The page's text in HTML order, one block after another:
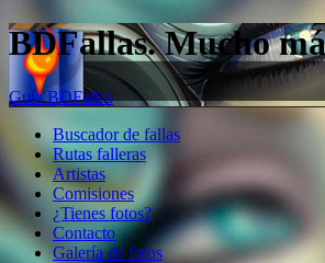
BDFallas. Mucho
Guía BDFallas
Buscador de fallas
Rutas falleras
Artistas
Comisiones
¿Tienes fotos?
Contacto
Galería de fotos